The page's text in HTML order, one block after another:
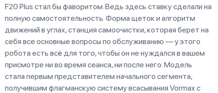
F20 Plus стал бы фаворитом. Ведь здесь ставку сделали на
полную самостоятельность. Форма щеток и алгоритм
движений в углах, станция самоочистки, которая берет на
себя все основные вопросы по обслуживанию — у этого
робота есть всё для того, чтобы он не нуждался в вашем
присмотре ни во время сеанса, ни после него. Модель
стала первым представителем начального сегмента,
получившим флагманскую систему всасывания Vormax с